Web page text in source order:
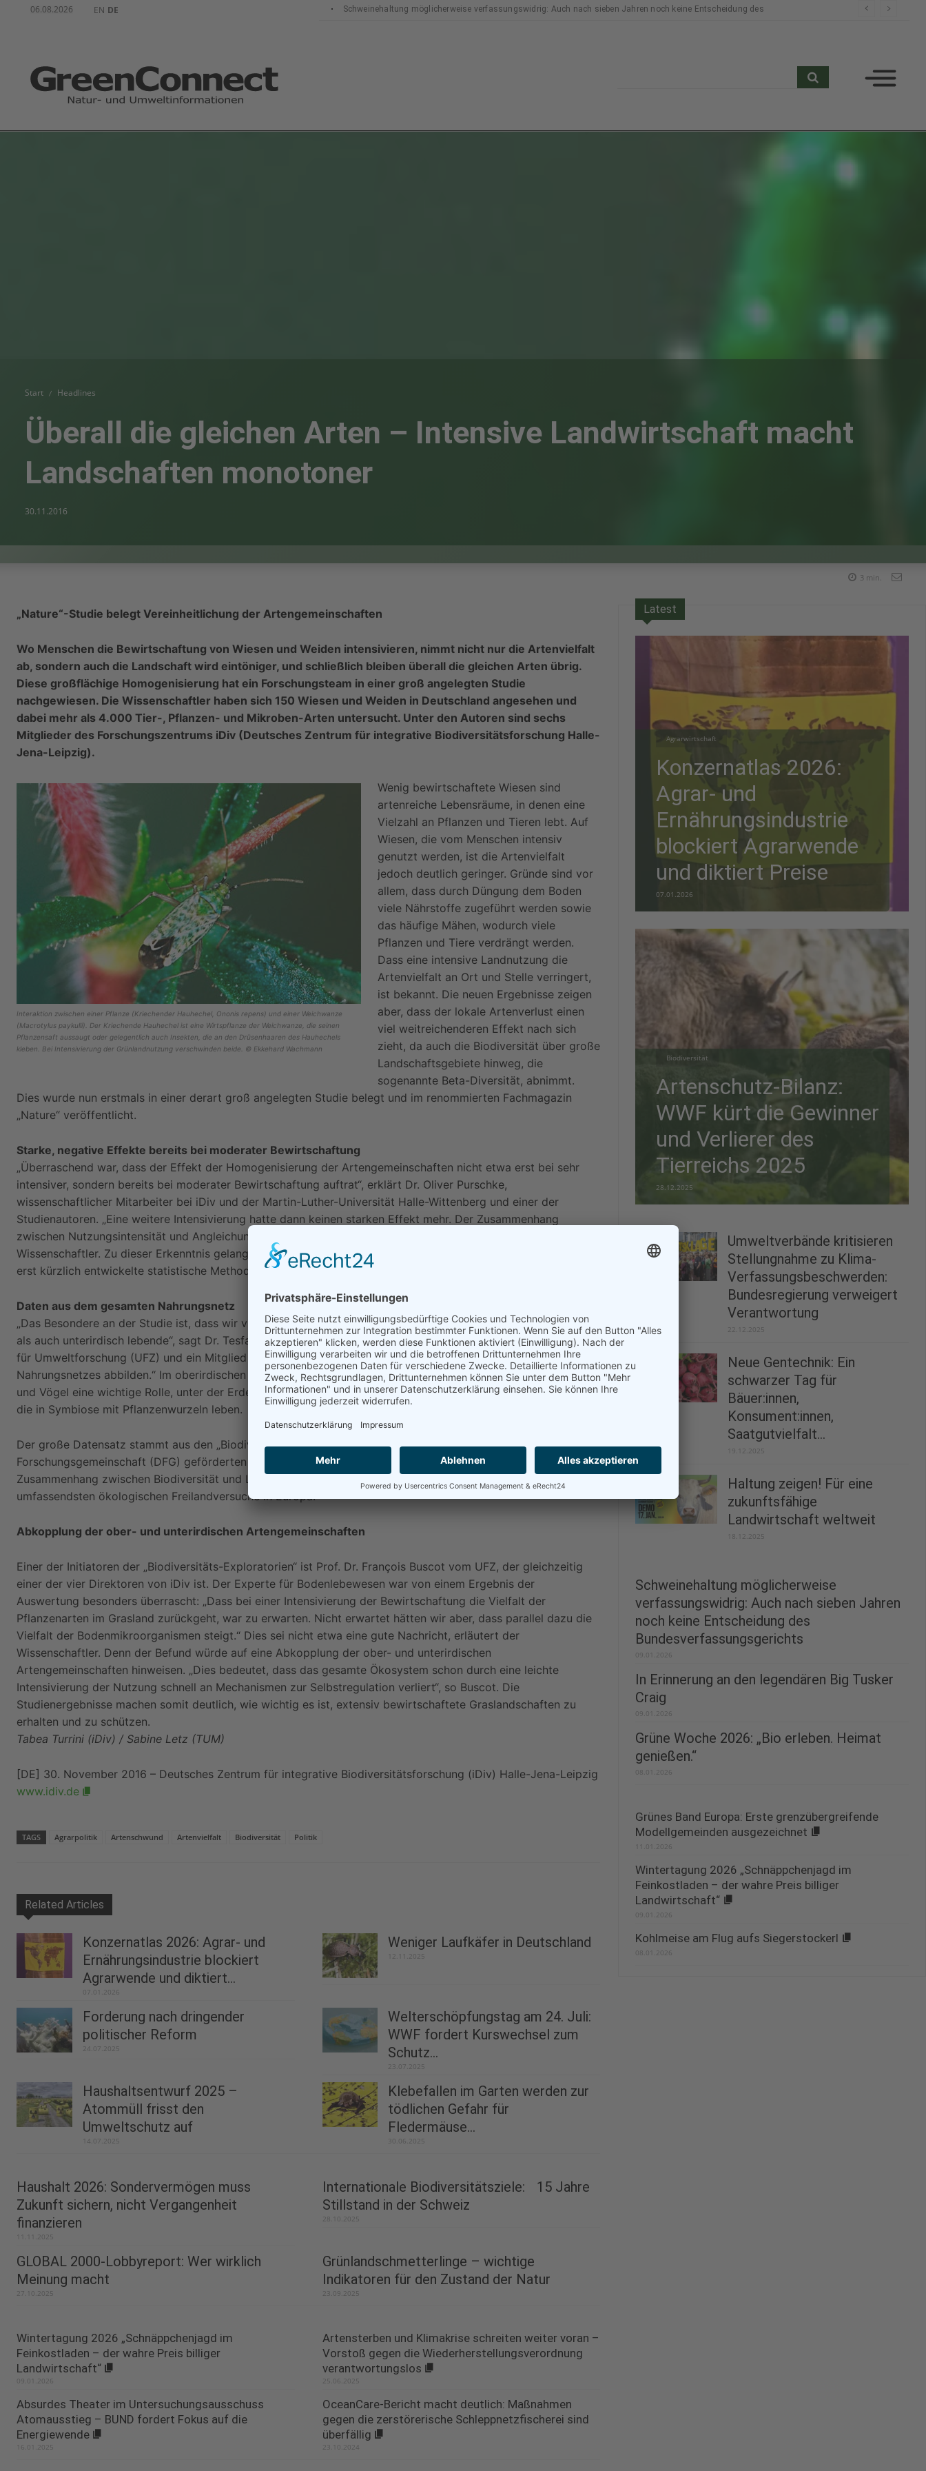
06.08.2026 EN DE
Schweinehaltung möglicherweise verfassungswidrig: Auch nach sieben Jahren noch keine Entscheidung des
Start Headlines
Überall die gleichen Arten – Intensive Landwirtschaft macht
Landschaften monotoner
30.11.2016
3 min.
„Nature“-Studie belegt Vereinheitlichung der Artengemeinschaften
Wo Menschen die Bewirtschaftung von Wiesen und Weiden intensivieren, nimmt nicht nur die Artenvielfalt
ab, sondern auch die Landschaft wird eintöniger, und schließlich bleiben überall die gleichen Arten übrig.
Diese großflächige Homogenisierung hat ein Forschungsteam in einer groß angelegten Studie
nachgewiesen. Die Wissenschaftler haben sich 150 Wiesen und Weiden in Deutschland angesehen und
dabei mehr als 4.000 Tier-, Pflanzen- und Mikroben-Arten untersucht. Unter den Autoren sind sechs
Mitglieder des Forschungszentrums iDiv (Deutsches Zentrum für integrative Biodiversitätsforschung Halle-
Jena-Leipzig).
Interaktion zwischen einer Pflanze (Kriechender Hauhechel, Ononis repens) und einer Weichwanze
(Macrotylus paykulli). Der Kriechende Hauhechel ist eine Wirtspflanze der Weichwanze, die seinen
Pflanzensaft aussaugt oder gelegentlich auch Insekten, die an den Drüsenhaaren des Hauhechels
kleben. Bei Intensivierung der Grünlandnutzung verschwinden beide. © Ekkehard Wachmann
Wenig bewirtschaftete Wiesen sind
artenreiche Lebensräume, in denen eine
Vielzahl an Pflanzen und Tieren lebt. Auf
Wiesen, die vom Menschen intensiv
genutzt werden, ist die Artenvielfalt
jedoch deutlich geringer. Gründe sind vor
allem, dass durch Düngung dem Boden
viele Nährstoffe zugeführt werden sowie
das häufige Mähen, wodurch viele
Pflanzen und Tiere verdrängt werden.
Dass eine intensive Landnutzung die
Artenvielfalt an Ort und Stelle verringert,
ist bekannt. Die neuen Ergebnisse zeigen
aber, dass der lokale Artenverlust einen
viel weitreichenderen Effekt nach sich
zieht, da auch die Biodiversität über große
Landschaftsgebiete hinweg, die
sogenannte Beta-Diversität, abnimmt.
Dies wurde nun erstmals in einer derart groß angelegten Studie belegt und im renommierten Fachmagazin
„Nature“ veröffentlicht.
Starke, negative Effekte bereits bei moderater Bewirtschaftung
„Überraschend war, dass der Effekt der Homogenisierung der Artengemeinschaften nicht etwa erst bei sehr
intensiver, sondern bereits bei moderater Bewirtschaftung auftrat“, erklärt Dr. Oliver Purschke,
wissenschaftlicher Mitarbeiter bei iDiv und der Martin-Luther-Universität Halle-Wittenberg und einer der
Studienautoren. „Eine weitere Intensivierung hatte dann keinen starken Effekt mehr. Der Zusammenhang
zwischen Nutzungsintensität und Angleichung der Artgemeinschaften ist also nicht-linear“, so der
Wissenschaftler. Zu dieser Erkenntnis gelangten die Forscher mittels einer komplexen Analyse, bei der sie eine
erst kürzlich entwickelte statistische Methode anwandten.
Daten aus dem gesamten Nahrungsnetz
„Das Besondere an der Studie ist, dass wir viele verschiedene Organismen mit einbezogen haben, sowohl ober-
als auch unterirdisch lebende“, sagt Dr. Tesfaye Wubet, wissenschaftlicher Mitarbeiter am Helmholtz-Zentrum
für Umweltforschung (UFZ) und ein Mitglied von iDiv. „Auf diese Weise konnten wir alle Ebenen des Wiesen-
Nahrungsnetzes abbilden.“ Im oberirdischen Teil des Ökosystems Wiese spielen zum Beispiel Pflanzen, Insekten
und Vögel eine wichtige Rolle, unter der Erde Bakterien, Pilze, Tausendfüßler und so genannte Mykorrhiza-Pilze,
die in Symbiose mit Pflanzenwurzeln leben.
Der große Datensatz stammt aus den „Biodiversitäts-Exploratorien“. In diesem von der Deutschen
Forschungsgemeinschaft (DFG) geförderten Projekt werden in drei Regionen in Deutschland Studien zum
Zusammenhang zwischen Biodiversität und Landnutzung durchgeführt. Es handelt sich um einen der
umfassendsten ökologischen Freilandversuche in Europa.
Abkopplung der ober- und unterirdischen Artengemeinschaften
Einer der Initiatoren der „Biodiversitäts-Exploratorien“ ist Prof. Dr. François Buscot vom UFZ, der gleichzeitig
einer der vier Direktoren von iDiv ist. Der Experte für Bodenlebewesen war von einem Ergebnis der
Auswertung besonders überrascht: „Dass bei einer Intensivierung der Bewirtschaftung die Vielfalt der
Pflanzenarten im Grasland zurückgeht, war zu erwarten. Nicht erwartet hätten wir aber, dass parallel dazu die
Vielfalt der Bodenmikroorganismen steigt.“ Dies sei nicht etwa eine gute Nachricht, erläutert der
Wissenschaftler. Denn der Befund würde auf eine Abkopplung der ober- und unterirdischen
Artengemeinschaften hinweisen. „Dies bedeutet, dass das gesamte Ökosystem schon durch eine leichte
Intensivierung der Nutzung schnell an Mechanismen zur Selbstregulation verliert“, so Buscot. Die
Studienergebnisse machen somit deutlich, wie wichtig es ist, extensiv bewirtschaftete Graslandschaften zu
erhalten und zu schützen.
Tabea Turrini (iDiv) / Sabine Letz (TUM)
[DE] 30. November 2016 – Deutsches Zentrum für integrative Biodiversitätsforschung (iDiv) Halle-Jena-Leipzig
www.idiv.de
TAGS Agrarpolitik Artenschwund Artenvielfalt Biodiversität Politik
Related Articles
Konzernatlas 2026: Agrar- und
Ernährungsindustrie blockiert
Agrarwende und diktiert...
07.01.2026
Weniger Laufkäfer in Deutschland
12.11.2025
Forderung nach dringender
politischer Reform
24.07.2025
Welterschöpfungstag am 24. Juli:
WWF fordert Kurswechsel zum
Schutz...
23.07.2025
Haushaltsentwurf 2025 –
Atommüll frisst den
Umweltschutz auf
14.07.2025
Klebefallen im Garten werden zur
tödlichen Gefahr für
Fledermäuse...
30.06.2025
Haushalt 2026: Sondervermögen muss
Zukunft sichern, nicht Vergangenheit
finanzieren
11.11.2025
Internationale Biodiversitätsziele: 15 Jahre
Stillstand in der Schweiz
28.10.2025
GLOBAL 2000-Lobbyreport: Wer wirklich
Meinung macht
27.10.2025
Grünlandschmetterlinge – wichtige
Indikatoren für den Zustand der Natur
23.09.2025
Wintertagung 2026 „Schnäppchenjagd im
Feinkostladen – der wahre Preis billiger
Landwirtschaft“
09.01.2026
Artensterben und Klimakrise schreiten weiter voran –
Vorstoß gegen die Wiederherstellungsverordnung
verantwortungslos
25.06.2025
Absurdes Theater im Untersuchungsausschuss
Atomausstieg – BUND fordert Fokus auf die
Energiewende
16.01.2025
OceanCare-Bericht macht deutlich: Maßnahmen
gegen die zerstörerische Schleppnetzfischerei sind
überfällig
23.10.2024
Latest
Agrarwirtschaft
Konzernatlas 2026:
Agrar- und
Ernährungsindustrie
blockiert Agrarwende
und diktiert Preise
07.01.2026
Biodiversität
Artenschutz-Bilanz:
WWF kürt die Gewinner
und Verlierer des
Tierreichs 2025
28.12.2025
Umweltverbände kritisieren
Stellungnahme zu Klima-
Verfassungsbeschwerden:
Bundesregierung verweigert
Verantwortung
22.12.2025
Neue Gentechnik: Ein
schwarzer Tag für
Bäuer:innen,
Konsument:innen,
Saatgutvielfalt...
19.12.2025
Haltung zeigen! Für eine
zukunftsfähige
Landwirtschaft weltweit
18.12.2025
Schweinehaltung möglicherweise
verfassungswidrig: Auch nach sieben Jahren
noch keine Entscheidung des
Bundesverfassungsgerichts
09.01.2026
In Erinnerung an den legendären Big Tusker
Craig
09.01.2026
Grüne Woche 2026: „Bio erleben. Heimat
genießen.“
08.01.2026
Grünes Band Europa: Erste grenzübergreifende
Modellgemeinden ausgezeichnet
11.01.2026
Wintertagung 2026 „Schnäppchenjagd im
Feinkostladen – der wahre Preis billiger
Landwirtschaft“
09.01.2026
Kohlmeise am Flug aufs Siegerstockerl
08.01.2026